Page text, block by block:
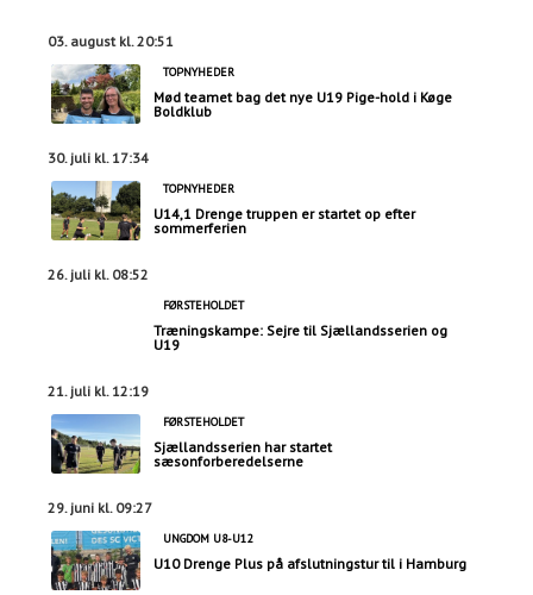
03. august kl. 20:51
TOPNYHEDER
Mød teamet bag det nye U19 Pige-hold i Køge
Boldklub
30. juli kl. 17:34
TOPNYHEDER
U14,1 Drenge truppen er startet op efter
sommerferien
26. juli kl. 08:52
FØRSTEHOLDET
Træningskampe: Sejre til Sjællandsserien og
U19
21. juli kl. 12:19
FØRSTEHOLDET
Sjællandsserien har startet
sæsonforberedelserne
29. juni kl. 09:27
UNGDOM U8-U12
U10 Drenge Plus på afslutningstur til i Hamburg